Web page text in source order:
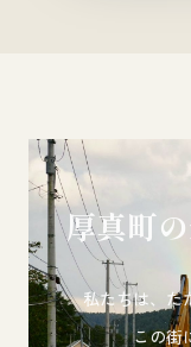
厚真町
私たちは、た
この街